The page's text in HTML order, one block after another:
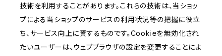
技術を利用することがあります。これらの技術は、当ショッ
プによる当ショップのサービスの利用状況等の把握に役立
ち、サービス向上に資するものです。Cookieを無効化され
たいユーザーは、ウェブブラウザの設定を変更することによ